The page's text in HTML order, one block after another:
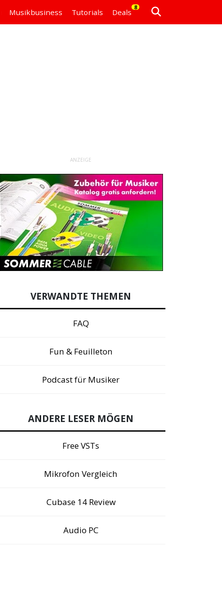
Musikbusiness Tutorials Deals
8
ANZEIGE
VERWANDTE THEMEN
FAQ
Fun & Feuilleton
Podcast für Musiker
ANDERE LESER MÖGEN
Free VSTs
Mikrofon Vergleich
Cubase 14 Review
Audio PC